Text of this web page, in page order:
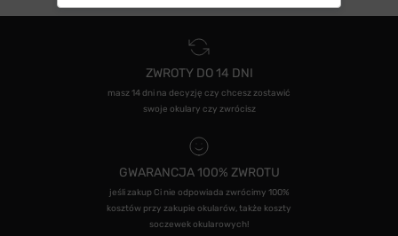
ZWROTY DO 14 DNI
masz 14 dni na decyzję czy chcesz zostawić
swoje okulary czy zwrócisz
GWARANCJA 100% ZWROTU
jeśli zakup Ci nie odpowiada zwrócimy 100%
kosztów przy zakupie okularów, także koszty
soczewek okularowych!